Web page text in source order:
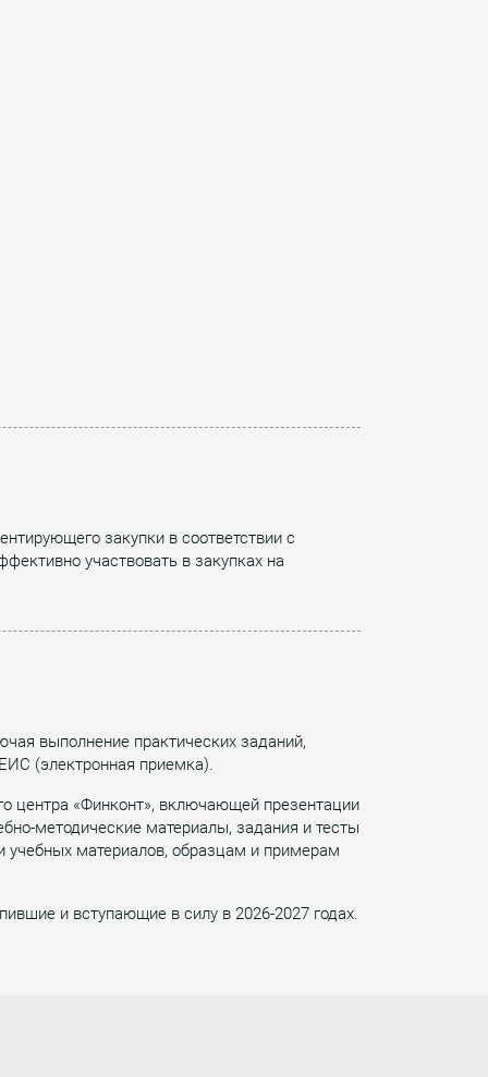
закупки в соответствии с
участвовать в закупках на
выполнение практических заданий,
(электронная приемка).
центра «Финконт», включающей презентации
методические материалы, задания и тесты
учебных материалов, образцам и примерам
и вступающие в силу в 2026-2027 годах.